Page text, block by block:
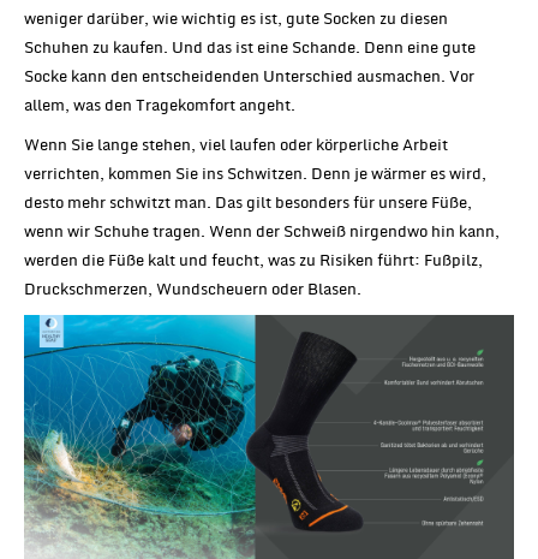
weniger darüber, wie wichtig es ist, gute Socken zu diesen
Schuhen zu kaufen. Und das ist eine Schande. Denn eine gute
Socke kann den entscheidenden Unterschied ausmachen. Vor
allem, was den Tragekomfort angeht.
Wenn Sie lange stehen, viel laufen oder körperliche Arbeit
verrichten, kommen Sie ins Schwitzen. Denn je wärmer es wird,
desto mehr schwitzt man. Das gilt besonders für unsere Füße,
wenn wir Schuhe tragen. Wenn der Schweiß nirgendwo hin kann,
werden die Füße kalt und feucht, was zu Risiken führt: Fußpilz,
Druckschmerzen, Wundscheuern oder Blasen.